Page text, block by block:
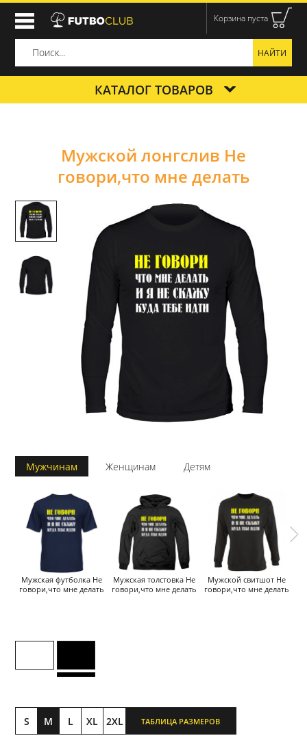
Корзина пуста
КАТАЛОГ ТОВАРОВ
Мужской лонгслив Не
говори,что мне делать
Мужчинам Женщинам Детям
Мужская футболка Не
говори,что мне делать
Мужская толстовка Не
говори,что мне делать
Мужской свитшот Не
говори,что мне делать
S M L XL 2XL ТАБЛИЦА РАЗМЕРОВ